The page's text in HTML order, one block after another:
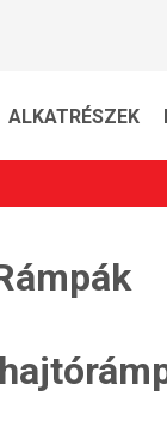
ALKATRÉSZEK